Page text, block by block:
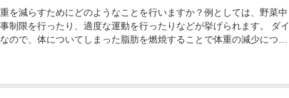
を減らすためにどのようなことを行いますか？例としては、野菜中
制限を行ったり、適度な運動を行ったりなどが挙げられます。 ダイ
ので、体についてしまった脂肪を燃焼することで体重の減少につな